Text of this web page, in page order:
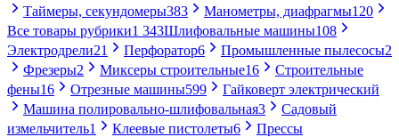
Таймеры, секундомеры383 Манометры, диафрагмы120
Все товары рубрики1 343Шлифовальные машины108
Электродрели21 Перфоратор6 Промышленные пылесосы2
Фрезеры2 Миксеры строительные16
Строительные
фены16 Отрезные машины599
Гайковерт электрический
Машина полировально-шлифовальная3
Садовый
измельчитель1 Клеевые пистолеты6
Прессы